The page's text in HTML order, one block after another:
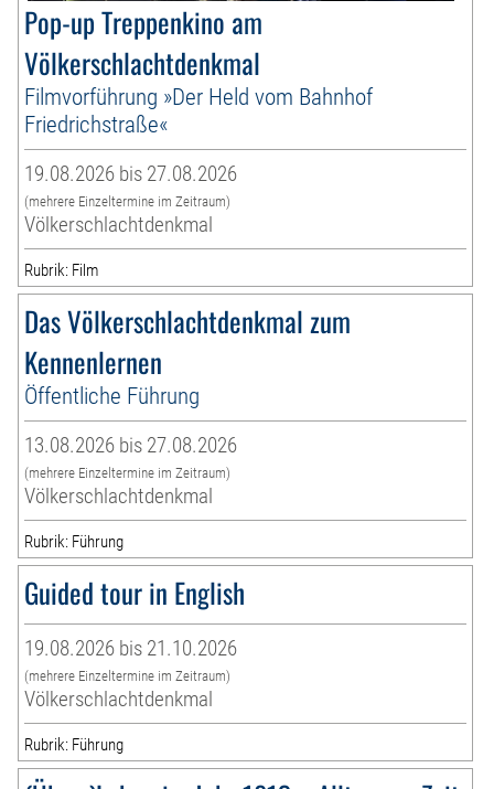
Pop-up Treppenkino am
Völkerschlachtdenkmal
Filmvorführung »Der Held vom Bahnhof
Friedrichstraße«
19.08.2026 bis 27.08.2026
(mehrere Einzeltermine im Zeitraum)
Völkerschlachtdenkmal
Rubrik: Film
Das Völkerschlachtdenkmal zum
Kennenlernen
Öffentliche Führung
13.08.2026 bis 27.08.2026
(mehrere Einzeltermine im Zeitraum)
Völkerschlachtdenkmal
Rubrik: Führung
Guided tour in English
19.08.2026 bis 21.10.2026
(mehrere Einzeltermine im Zeitraum)
Völkerschlachtdenkmal
Rubrik: Führung